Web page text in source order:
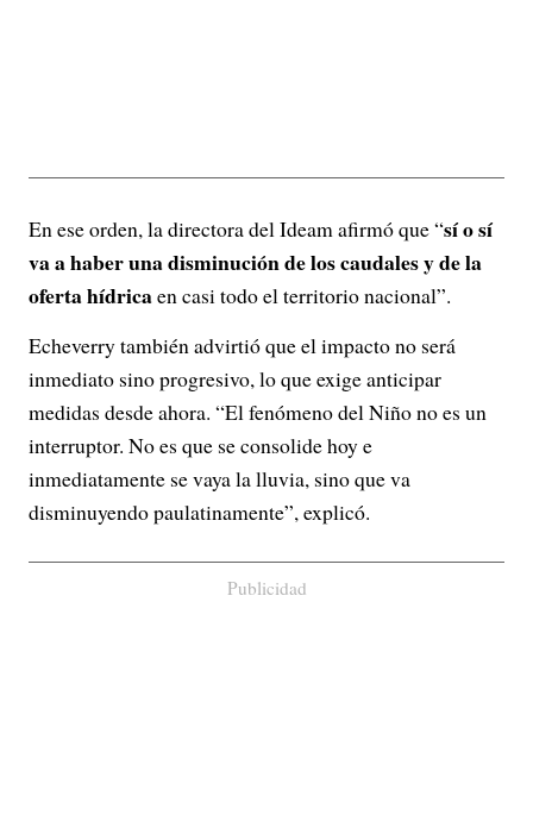
En ese orden, la directora del Ideam afirmó que “sí o sí
va a haber una disminución de los caudales y de la
oferta hídricaen casi todo el territorio nacional”.
Echeverry también advirtió que el impacto no será
inmediato sino progresivo, lo que exige anticipar
medidas desde ahora. “El fenómeno del Niño no es un
interruptor. No es que se consolide hoy e
inmediatamente se vaya la lluvia, sino que va
disminuyendo paulatinamente”, explicó.
Publicidad